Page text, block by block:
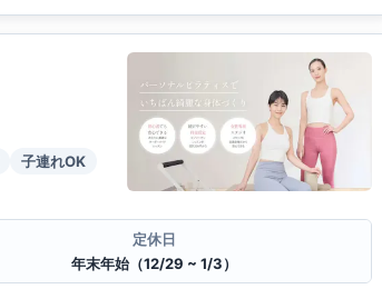
子連れOK
定休日
年末年始（12/29 ~ 1/3）